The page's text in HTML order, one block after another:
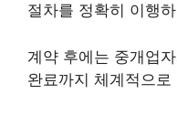
절차를 정확히 이행
계약 후에는 중개업
완료까지 체계적으